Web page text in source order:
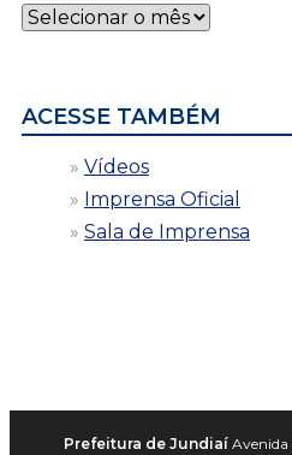
Notícias
por
ACESSE TAMBÉM
Vídeos
Imprensa Oficial
Sala de Imprensa
Prefeitura de Jundiaí Avenida